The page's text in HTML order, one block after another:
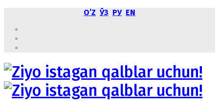
OʼZ ЎЗ РУ EN